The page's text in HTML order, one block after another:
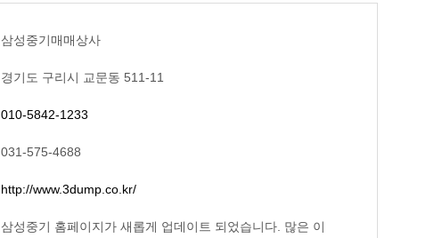
삼성중기매매상사
경기도 구리시 교문동 511-11
010-5842-1233
031-575-4688
http://www.3dump.co.kr/
삼성중기 홈페이지가 새롭게 업데이트 되었습니다. 많은 이